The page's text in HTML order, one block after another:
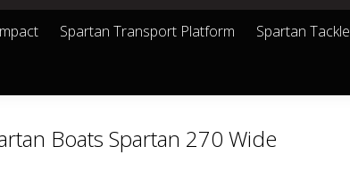
Spartan Transport Platform Spartan Tackle
Boats Spartan 270 Wide